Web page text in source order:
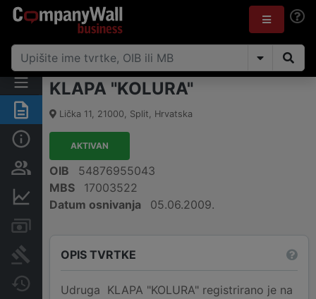
Sažetak
Osobe i vlasništvo
Sudske objave
Javne nabavke
KLAPA "KOLURA"
Lička 11, 21000, Split, Hrvatska
AKTIVAN
OIB
54876955043
MBS
17003522
Datum osnivanja
05.06.2009.
OPIS TVRTKE
Udruga KLAPA "KOLURA" registrirano je na